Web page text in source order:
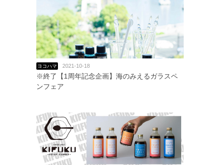
ヨコハマ 2021-10-18
※終了【1周年記念企画】海のみえるガラスペ
ンフェア